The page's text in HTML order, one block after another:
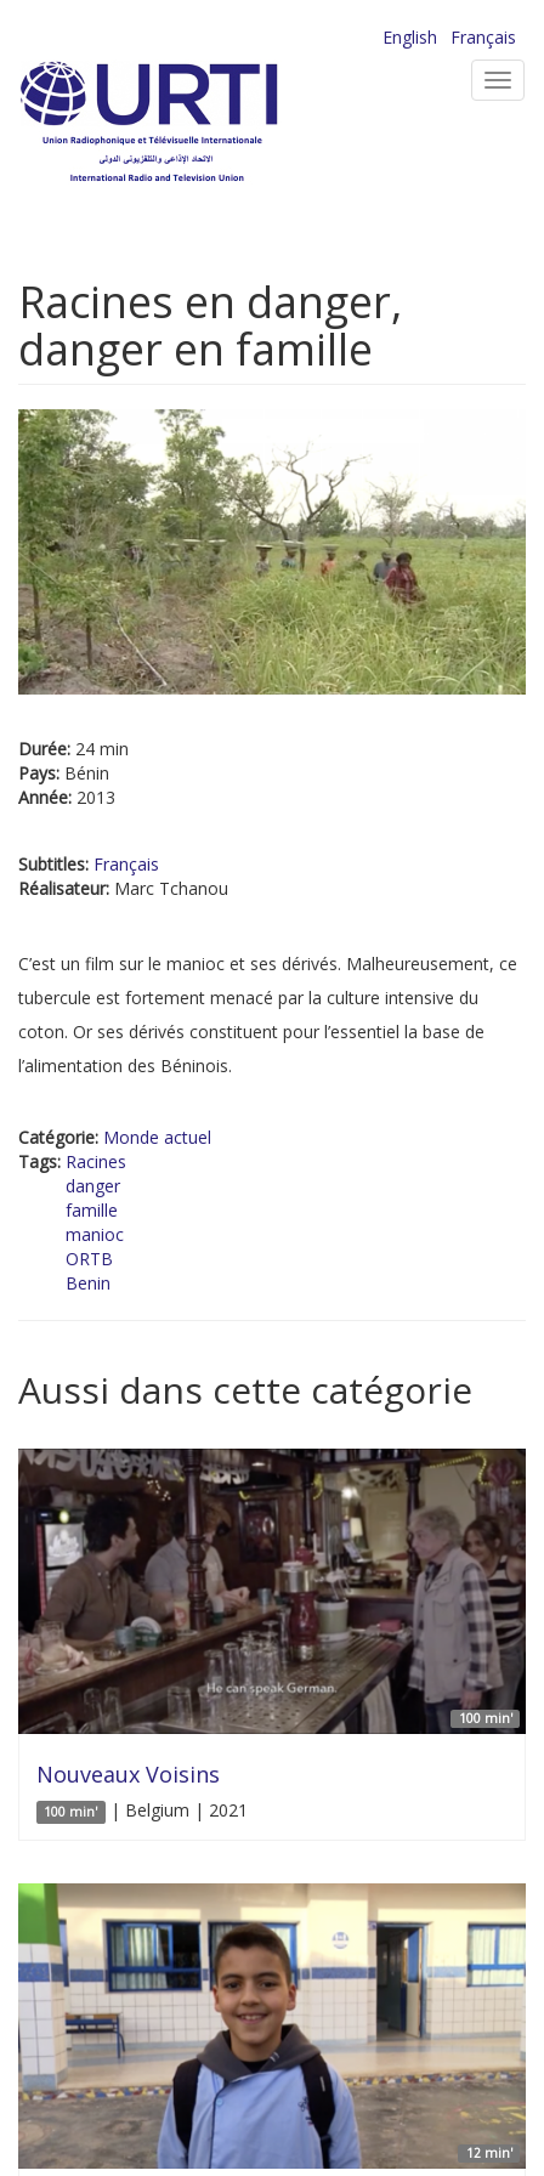
contenu
principal
English
Français
Racines en danger,
danger en famille
Durée: 24 min
Pays: Bénin
Année: 2013
Subtitles: Français
Réalisateur: Marc Tchanou
C’est un film sur le manioc et ses dérivés. Malheureusement, ce
tubercule est fortement menacé par la culture intensive du
coton. Or ses dérivés constituent pour l’essentiel la base de
l’alimentation des Béninois.
Catégorie: Monde actuel
Tags: Racines
danger
famille
manioc
ORTB
Benin
Aussi dans cette catégorie
100 min'
Nouveaux Voisins
100 min' | Belgium | 2021
12 min'